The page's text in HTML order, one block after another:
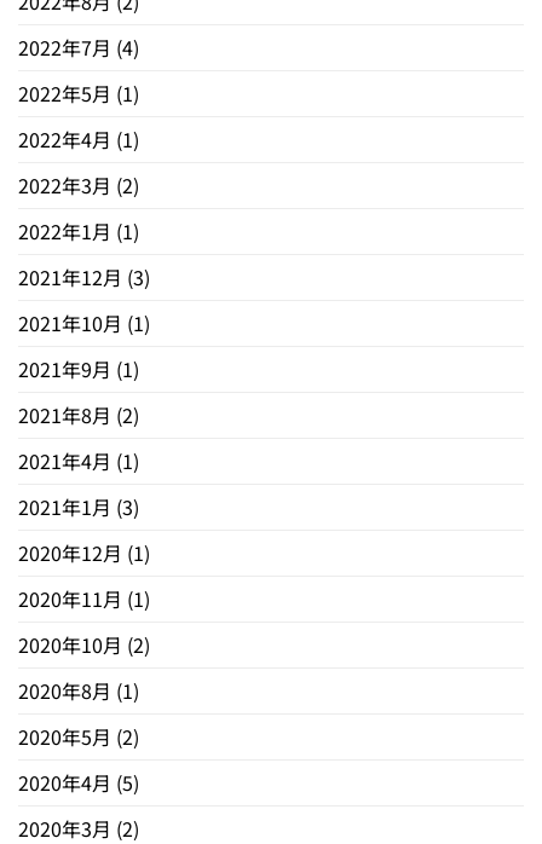
2022年7月 (4)
2022年5月 (1)
2022年4月 (1)
2022年3月 (2)
2022年1月 (1)
2021年12月 (3)
2021年10月 (1)
2021年9月 (1)
2021年8月 (2)
2021年4月 (1)
2021年1月 (3)
2020年12月 (1)
2020年11月 (1)
2020年10月 (2)
2020年8月 (1)
2020年5月 (2)
2020年4月 (5)
2020年3月 (2)